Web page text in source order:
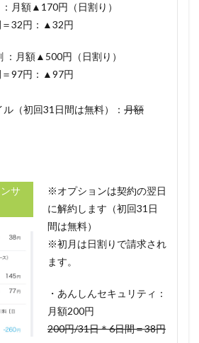
月額▲170円（日割り）
32円：▲32円
：月額▲500円（日割り）
97円：▲97円
（初回31日間は無料） ： 月額
サ
※オプションは契約の翌日
に解約します（初回31日
間は無料）
※初月は日割りで請求され
ます。
・あんしんセキュリティ：
月額200円
200円/31日＊6日間＝38円